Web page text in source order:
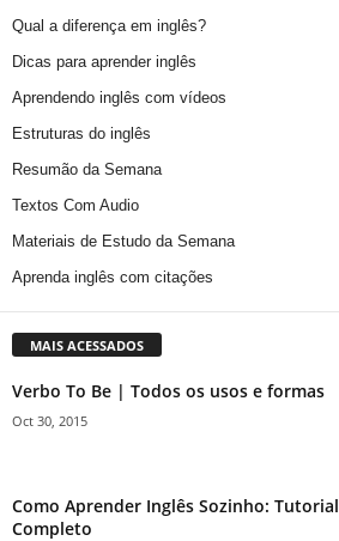
Qual a diferença em inglês?
Dicas para aprender inglês
Aprendendo inglês com vídeos
Estruturas do inglês
Resumão da Semana
Textos Com Audio
Materiais de Estudo da Semana
Aprenda inglês com citações
MAIS ACESSADOS
Verbo To Be | Todos os usos e formas
Oct 30, 2015
Como Aprender Inglês Sozinho: Tutorial
Completo